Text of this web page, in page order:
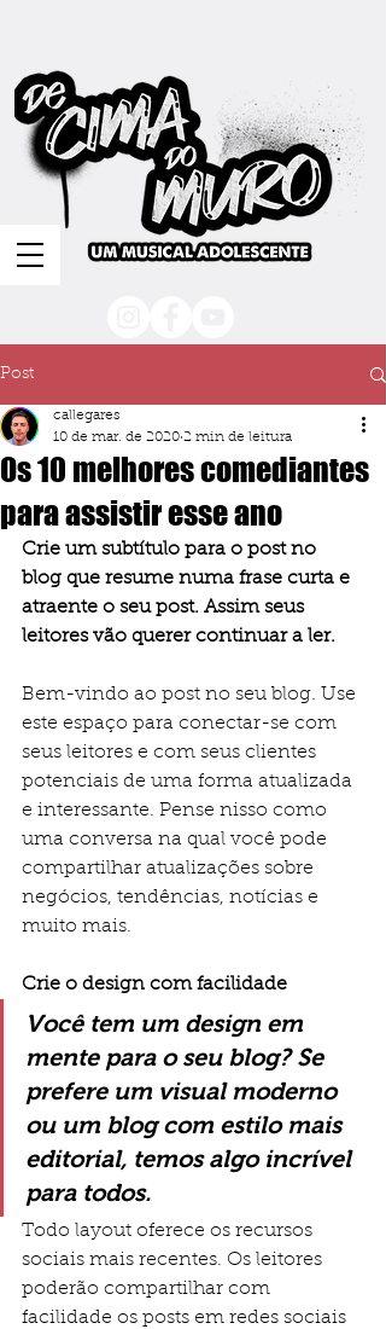
Post
Os 10 melhores comediantes
para assistir esse ano
callegares
10 de mar. de 2020 2 min de leitura
Crie um subtítulo para o post no
blog que resume numa frase curta e
atraente o seu post. Assim seus
leitores vão querer continuar a ler.
Bem-vindo ao post no seu blog. Use
este espaço para conectar-se com
seus leitores e com seus clientes
potenciais de uma forma atualizada
e interessante. Pense nisso como
uma conversa na qual você pode
compartilhar atualizações sobre
negócios, tendências, notícias e
muito mais.
Crie o design com facilidade
Você tem um design em
mente para o seu blog? Se
prefere um visual moderno
ou um blog com estilo mais
editorial, temos algo incrível
para todos.
Todo layout oferece os recursos
sociais mais recentes. Os leitores
poderão compartilhar com
facilidade os posts em redes sociais